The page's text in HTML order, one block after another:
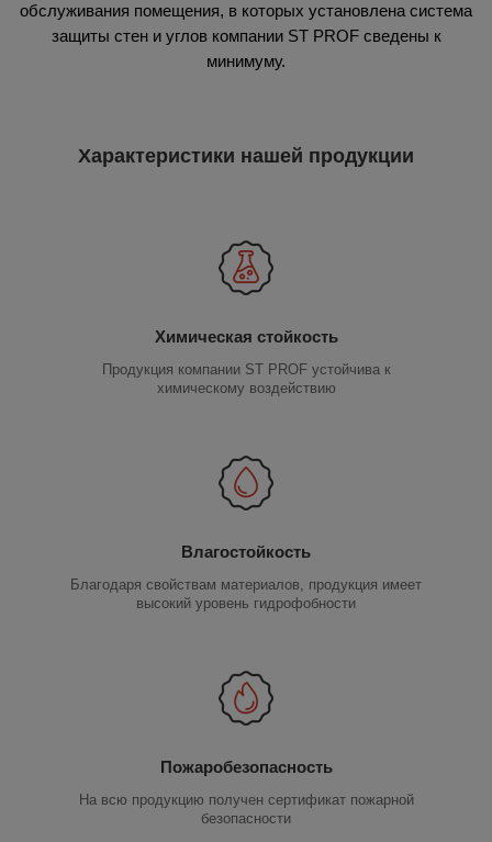
обслуживания помещения, в которых установлена система
защиты стен и углов компании ST PROF сведены к
минимуму.
Характеристики нашей продукции
Химическая стойкость
Продукция компании ST PROF устойчива к
химическому воздействию
Влагостойкость
Благодаря свойствам материалов, продукция имеет
высокий уровень гидрофобности
Пожаробезопасность
На всю продукцию получен сертификат пожарной
безопасности